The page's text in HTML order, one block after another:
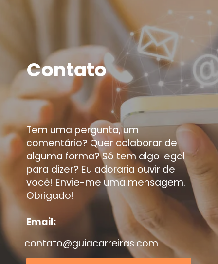
Contato
Tem uma pergunta, um
comentário? Quer colaborar de
alguma forma? Só tem algo legal
para dizer? Eu adoraria ouvir de
você! Envie-me uma mensagem.
Obrigado!
Email:
contato@guiacarreiras.com